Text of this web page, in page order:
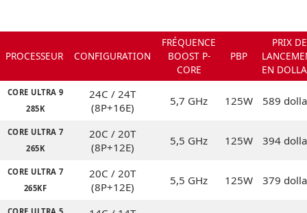
PROCESSEUR CONFIGURATION
FRÉQUENCE
BOOST P-
CORE
PBP
PRIX DE
EN
CORE ULTRA 9
285K
24C / 24T
(8P+16E)
5,7 GHz 125W 589
CORE ULTRA 7
265K
20C / 20T
(8P+12E)
5,5 GHz 125W 394
CORE ULTRA 7
265KF
20C / 20T
(8P+12E)
5,5 GHz 125W 379